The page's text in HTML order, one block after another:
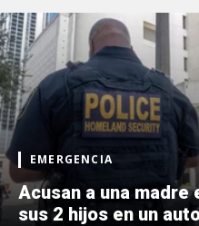
EMERGENCIA
Acusan a una madre
sus 2 hijos en un